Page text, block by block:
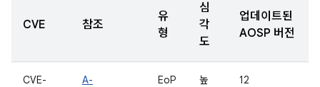
CVE 참조
유
형
심
각
도
업데이트된
AOSP 버전
CVE-
A-
EoP
높
12